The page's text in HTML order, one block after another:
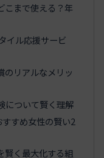
こまで使える？年
イル応援サービ
のリアルなメリッ
ついて賢く理解
すめ女性の賢い2
賢く最大化する組